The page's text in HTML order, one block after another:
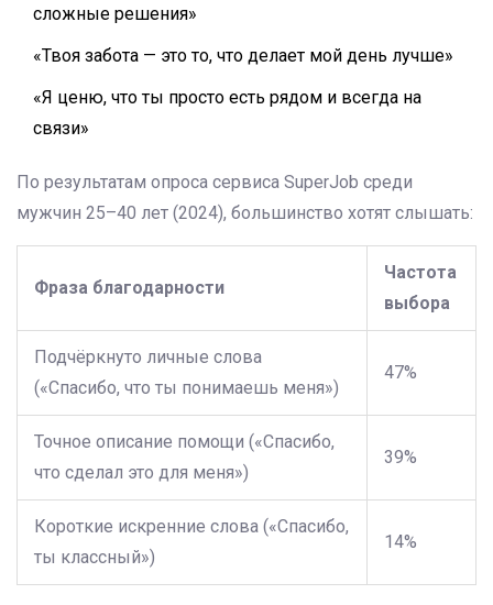
сложные решения»
«Твоя забота — это то, что делает мой день лучше»
«Я ценю, что ты просто есть рядом и всегда на
связи»
По результатам опроса сервиса SuperJob среди
мужчин 25–40 лет (2024), большинство хотят слышать:
Фраза благодарности
Частота
выбора
Подчёркнуто личные слова
(«Спасибо, что ты понимаешь меня»)
47%
Точное описание помощи («Спасибо,
что сделал это для меня»)
39%
Короткие искренние слова («Спасибо,
ты классный»)
14%